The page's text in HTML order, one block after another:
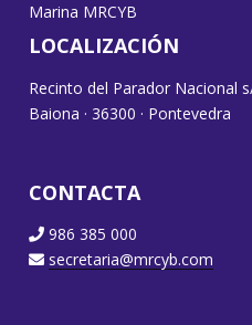
Marina MRCYB
LOCALIZACIÓN
Recinto del Parador Nacional
Baiona · 36300 · Pontevedra
CONTACTA
986 385 000
secretaria@mrcyb.com